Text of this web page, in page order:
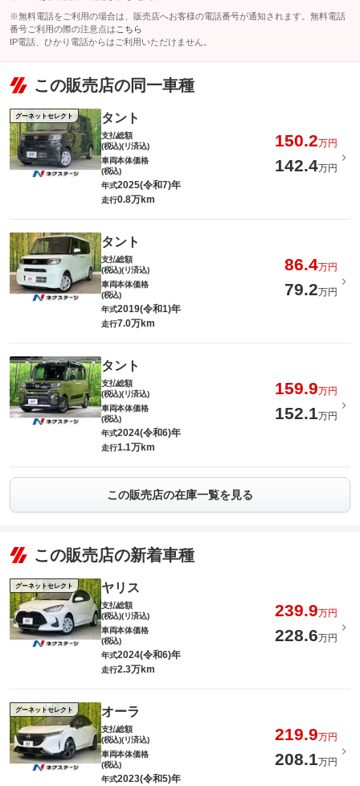
※無料電話をご利用の場合は、販売店へお客様の電話番号が通知されます。無料電話
番号ご利用の際の注意点は こちら
IP電話、ひかり電話からはご利用いただけません。
この販売店の同一車種
グーネットセレクト タント
支払総額
(税込)(リ済込)
150.2万円
車両本体価格
(税込)
142.4万円
年式2025(令和7)年
走行0.8万km
タント
支払総額
(税込)(リ済込)
86.4万円
車両本体価格
(税込)
79.2万円
年式2019(令和1)年
走行7.0万km
タント
支払総額
(税込)(リ済込)
159.9万円
車両本体価格
(税込)
152.1万円
年式2024(令和6)年
走行1.1万km
この販売店の在庫一覧を見る
この販売店の新着車種
グーネットセレクト ヤリス
支払総額
(税込)(リ済込)
239.9万円
車両本体価格
(税込)
228.6万円
年式2024(令和6)年
走行2.3万km
グーネットセレクト オーラ
支払総額
(税込)(リ済込)
219.9万円
車両本体価格
(税込)
208.1万円
年式2023(令和5)年